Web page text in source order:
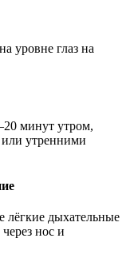
уровне глаз на
минут утром,
или утренними
лёгкие дыхательные
нос и